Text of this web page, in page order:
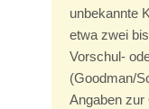
unbekannte
etwa zwei
Vorschul-
(Goodman/
Angaben zur